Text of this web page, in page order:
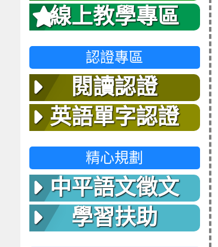
線上教學專區
認證專區
閱讀認證
英語單字認證
精心規劃
中平語文徵文
學習扶助